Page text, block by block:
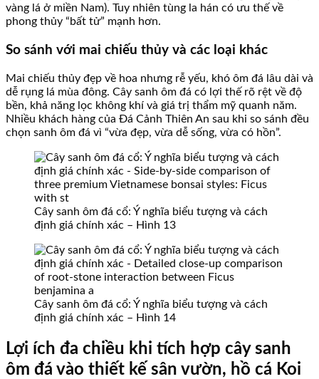
vàng lá ở miền Nam). Tuy nhiên tùng la hán có ưu thế về
phong thủy “bất tử” mạnh hơn.
So sánh với mai chiếu thủy và các loại khác
Mai chiếu thủy đẹp về hoa nhưng rễ yếu, khó ôm đá lâu dài và
dễ rụng lá mùa đông. Cây sanh ôm đá có lợi thế rõ rệt về độ
bền, khả năng lọc không khí và giá trị thẩm mỹ quanh năm.
Nhiều khách hàng của Đá Cảnh Thiên An sau khi so sánh đều
chọn sanh ôm đá vì “vừa đẹp, vừa dễ sống, vừa có hồn”.
Cây sanh ôm đá cổ: Ý nghĩa biểu tượng và cách
định giá chính xác – Hình 13
Cây sanh ôm đá cổ: Ý nghĩa biểu tượng và cách
định giá chính xác – Hình 14
Lợi ích đa chiều khi tích hợp cây sanh
ôm đá vào thiết kế sân vườn, hồ cá Koi